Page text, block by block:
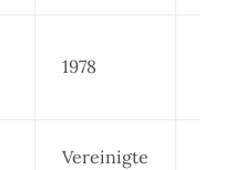
1978
Vereinigte